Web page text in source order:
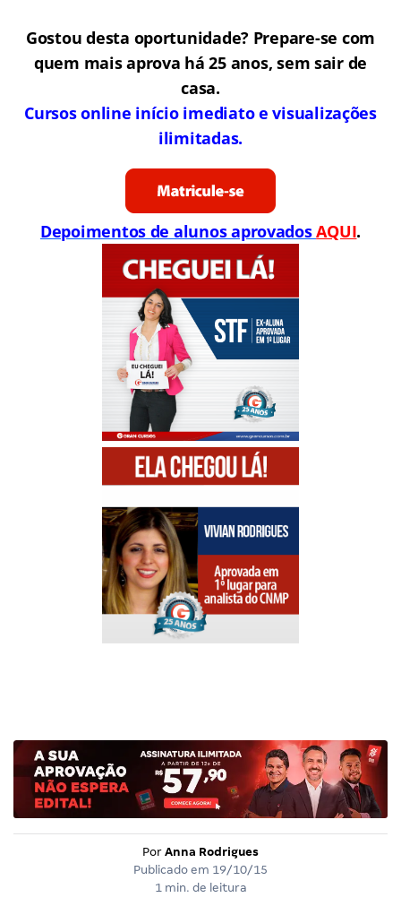
Gostou desta oportunidade? Prepare-se com
quem mais aprova há 25 anos, sem sair de
casa.
Cursos online início imediato e visualizações
ilimitadas.
Depoimentos de alunos aprovadosAQUI.
Por Anna Rodrigues
Publicado em 19/10/15
1 min. de leitura